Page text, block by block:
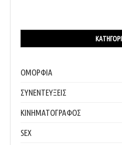
ΟΜΟΡΦΙΑ
ΣΥΝΕΝΤΕΥΞΕΙΣ
ΚΙΝΗΜΑΤΟΓΡΑΦΟΣ
SEX